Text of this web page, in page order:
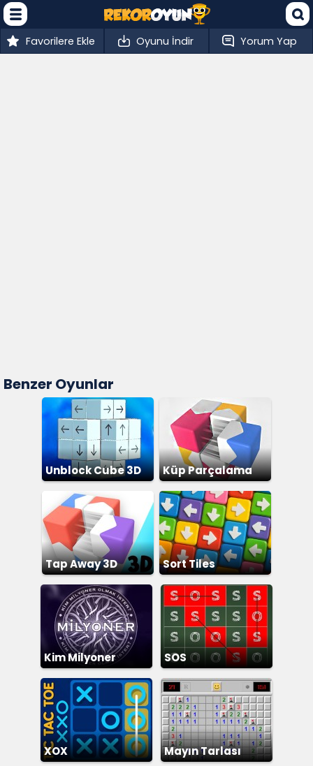
Favorilere Ekle Oyunu İndir Yorum Yap
Benzer Oyunlar
Unblock Cube 3D Küp Parçalama
Tap Away 3D Sort Tiles
Kim Milyoner
Olmak İster
SOS
XOX Mayın Tarlası